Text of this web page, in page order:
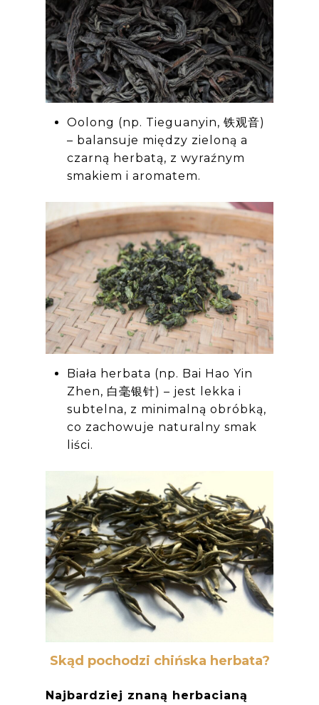
Oolong (np. Tieguanyin, 铁观音)
– balansuje między zieloną a
czarną herbatą, z wyraźnym
smakiem i aromatem.
Biała herbata (np. Bai Hao Yin
Zhen, 白毫银针) – jest lekka i
subtelna, z minimalną obróbką,
co zachowuje naturalny smak
liści.
Skąd pochodzi chińska herbata?
Najbardziej znaną herbacianą